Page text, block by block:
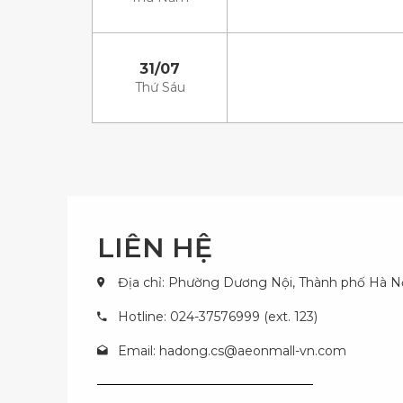
31/07
Thứ Sáu
LIÊN HỆ
Địa chỉ: Phường Dương Nội, Thành phố Hà
Hotline: 024-37576999 (ext. 123)
Email: hadong.cs@aeonmall-vn.com